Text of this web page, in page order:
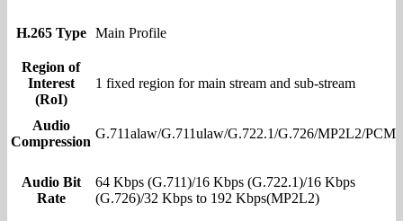
H.265 Type Main Profile
Region of
Interest
(RoI)
1 fixed region for main stream and sub-stream
Audio
Compression
G.711alaw/G.711ulaw/G.722.1/G.726/MP2L2/PCM
Audio Bit
Rate
64 Kbps (G.711)/16 Kbps (G.722.1)/16 Kbps
(G.726)/32 Kbps to 192 Kbps(MP2L2)